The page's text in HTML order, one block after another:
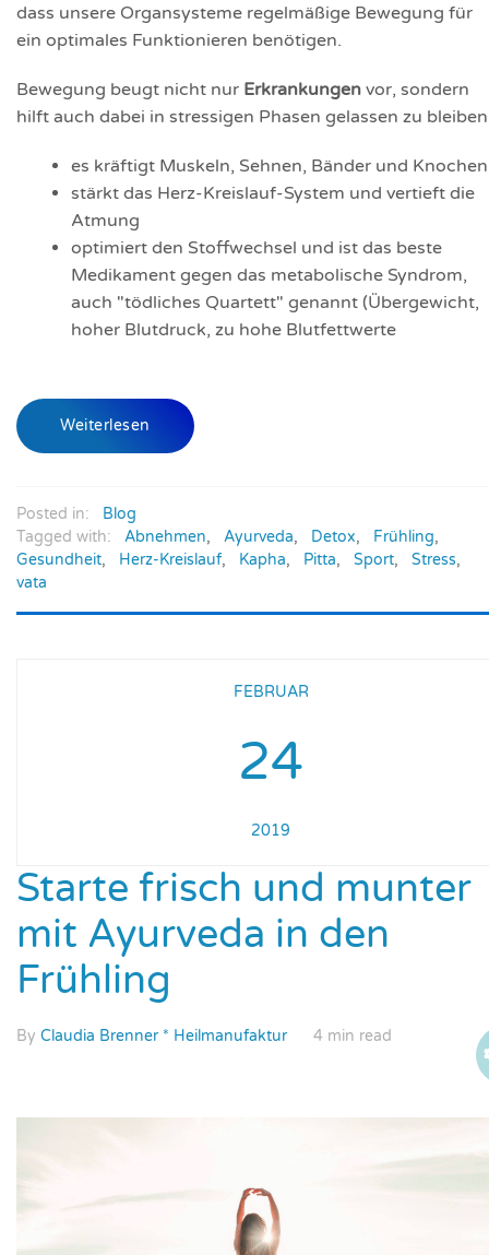
dass unsere Organsysteme regelmäßige Bewegung für
ein optimales Funktionieren benötigen.
Bewegung beugt nicht nur Erkrankungen vor, sondern
hilft auch dabei in stressigen Phasen gelassen zu
es kräftigt Muskeln, Sehnen, Bänder und Knochen
stärkt das Herz-Kreislauf-System und vertieft die
Atmung
optimiert den Stoffwechsel und ist das beste
Medikament gegen das metabolische Syndrom,
auch "tödliches Quartett" genannt (Übergewicht,
hoher Blutdruck, zu hohe Blutfettwerte
Weiterlesen
Posted in:
Blog
Tagged with:
Abnehmen, Ayurveda, Detox, Frühling,
Gesundheit, Herz-Kreislauf, Kapha, Pitta, Sport, Stress,
vata
FEBRUAR
24
2019
Starte frisch und munter
mit Ayurveda in den
Frühling
By Claudia Brenner * Heilmanufaktur 4 min read